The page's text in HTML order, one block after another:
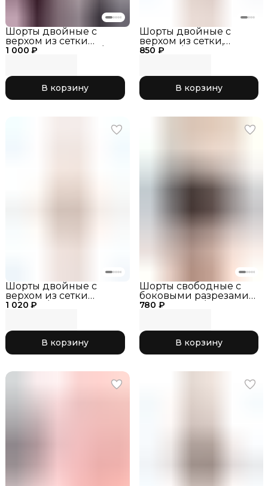
1 000 ₽
Шорты двойные с
верхом из сетки
RG768.0-11 чёрный/
В корзину
850 ₽
Шорты двойные с
верхом из сетки,
черный/лайм_RG768.0-
В корзину
1 020 ₽
Шорты двойные с
верхом из сетки
черный/лайм, RG770-
В корзину
780 ₽
Шорты свободные с
боковыми разрезами
SOLO RG763/2-110
В корзину